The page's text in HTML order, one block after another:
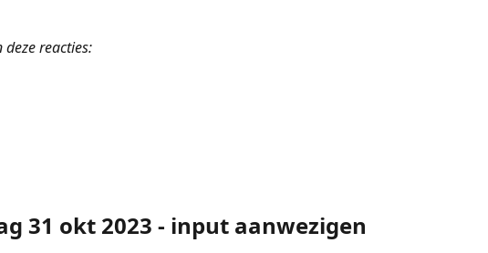
deze reacties:
31 okt 2023 - input aanwezigen